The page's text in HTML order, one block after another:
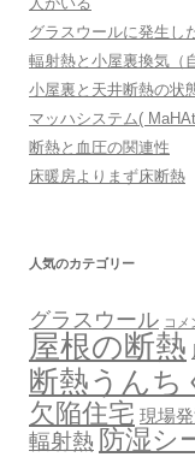
グラスウールに発生し
輻射熱と小屋裏換気（
小屋裏と天井断熱の状
マッハシステム(
断熱と血圧の関連性
床暖房よりまず床断熱
人気のカテゴリー
グラスウール コメ
屋根の断熱
断熱うんち
欠陥住宅 現場
輻射熱 防湿シ